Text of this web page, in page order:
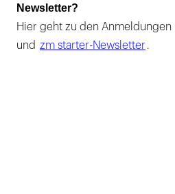
Newsletter?
Hier geht zu den Anmeldungen
und zm starter-Newsletter .